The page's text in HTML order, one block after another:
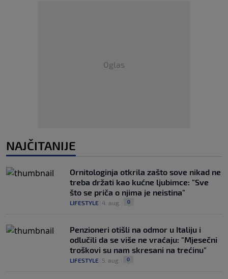
Oglas
NAJČITANIJE
Ornitologinja otkrila zašto sove nikad ne
treba držati kao kućne ljubimce: "Sve
što se priča o njima je neistina"
LIFESTYLE 4. aug. 0
Penzioneri otišli na odmor u Italiju i
odlučili da se više ne vraćaju: "Mjesečni
troškovi su nam skresani na trećinu"
LIFESTYLE 5. aug. 0